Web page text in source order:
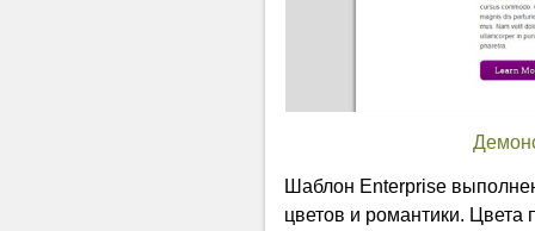
Шаблон Enterprise
цветов и романтики.